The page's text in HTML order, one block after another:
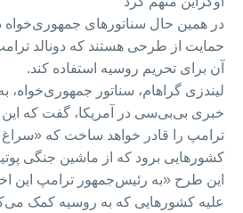
در همین حال سناتورهای
حمایت از طرحی هستند که دونالد ترامپ
آن برای تحریم روسیه استفاده کند.
لیندزی گراهام، سناتور
خبری بی‌بی‌سی در آمریکا، گفت که این
ترامپ را قادر خواهد ساخت که «سراغ
کشورهایی برود که از ماشین جنگی
این طرح «به رئیس‌جمهور ترامپ این